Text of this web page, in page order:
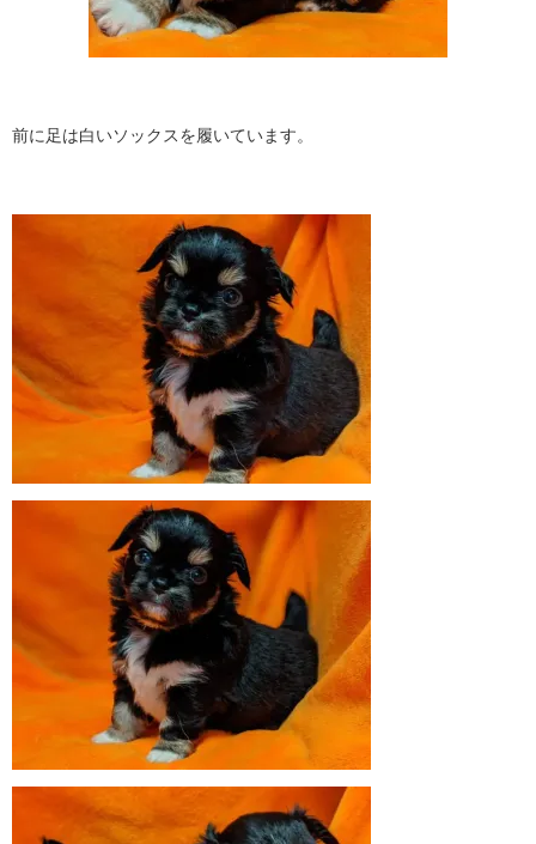
前に足は白いソックスを履いています。